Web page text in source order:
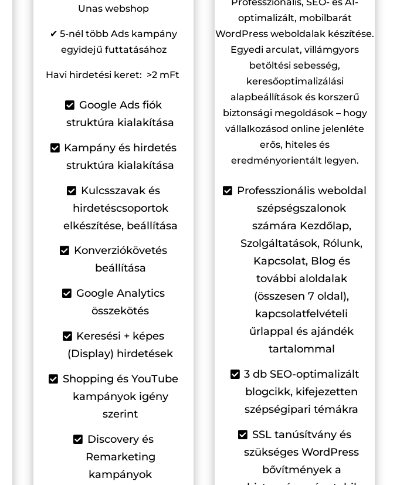
Unas webshop
✔ 5-nél több Ads kampány
egyidejű futtatásához
Havi hirdetési keret: >2 mFt
Google Ads fiók
struktúra kialakítása
Kampány és hirdetés
struktúra kialakítása
Kulcsszavak és
hirdetéscsoportok
elkészítése, beállítása
Konverziókövetés
beállítása
Google Analytics
összekötés
Keresési + képes
(Display) hirdetések
Shopping és YouTube
kampányok igény
szerint
Discovery és
Remarketing
kampányok
optimalizált, mobilbarát
WordPress weboldalak készítése.
Egyedi arculat, villámgyors
betöltési sebesség,
keresőoptimalizálási
alapbeállítások és korszerű
biztonsági megoldások – hogy
vállalkozásod online jelenléte
erős, hiteles és
eredményorientált legyen.
Professzionális weboldal
szépségszalonok
számára Kezdőlap,
Szolgáltatások, Rólunk,
Kapcsolat, Blog és
további aloldalak
(összesen 7 oldal),
kapcsolatfelvételi
űrlappal és ajándék
tartalommal
3 db SEO-optimalizált
blogcikk, kifejezetten
szépségipari témákra
SSL tanúsítvány és
szükséges WordPress
bővítmények a